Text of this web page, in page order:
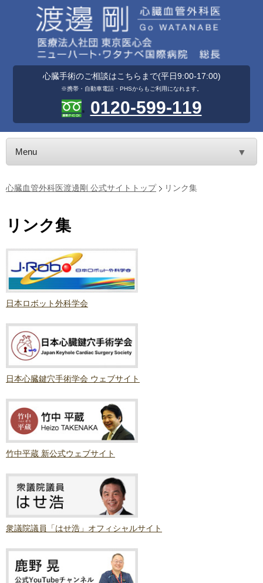
心臓手術のご相談はこちらまで(平日9:00-17:00)
※携帯・自動車電話・PHSからもご利用になれます。
0120-599-119
Menu ▼
心臓血管外科医渡邊剛 公式サイトトップ リンク集
リンク集
日本ロボット外科学会
日本心臓鍵穴手術学会 ウェブサイト
竹中平蔵 新公式ウェブサイト
衆議院議員「はせ浩」オフィシャルサイト